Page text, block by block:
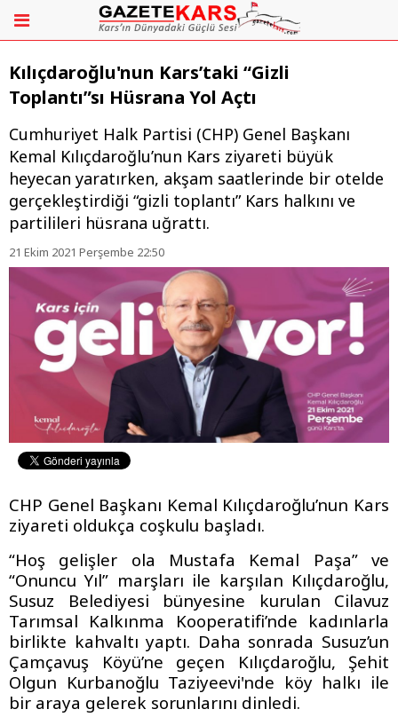
Kılıçdaroğlu'nun Kars’taki “Gizli
Toplantı”sı Hüsrana Yol Açtı
​​​​​​​Cumhuriyet Halk Partisi (CHP) Genel Başkanı
Kemal Kılıçdaroğlu’nun Kars ziyareti büyük
heyecan yaratırken, akşam saatlerinde bir otelde
gerçekleştirdiği “gizli toplantı” Kars halkını ve
partilileri hüsrana uğrattı.
21 Ekim 2021 Perşembe 22:50
CHP Genel Başkanı Kemal Kılıçdaroğlu’nun Kars
ziyareti oldukça coşkulu başladı.
“Hoş gelişler ola Mustafa Kemal Paşa” ve
“Onuncu Yıl” marşları ile karşılan Kılıçdaroğlu,
Susuz Belediyesi bünyesine kurulan Cilavuz
Tarımsal Kalkınma Kooperatifi’nde kadınlarla
birlikte kahvaltı yaptı. Daha sonrada Susuz’un
Çamçavuş Köyü’ne geçen Kılıçdaroğlu, Şehit
Olgun Kurbanoğlu Taziyeevi'nde köy halkı ile
bir araya gelerek sorunlarını dinledi.